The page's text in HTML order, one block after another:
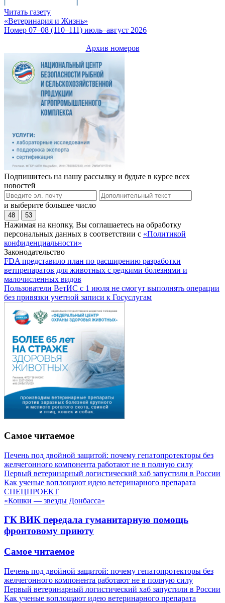
Читать газету
«Ветеринария и Жизнь»
Номер 07–08 (110–111) июль–август 2026
Архив номеров
Подпишитесь на нашу рассылку и будьте в курсе всех
новостей
и выберите большее число
48 53
Нажимая на кнопку, Вы соглашаетесь на обработку
персональных данных в соответствии с «Политикой
конфиденциальности»
Законодательство
FDA представило план по расширению разработки
ветпрепаратов для животных с редкими болезнями и
малочисленных видов
Пользователи ВетИС с 1 июля не смогут выполнять операции
без привязки учетной записи к Госуслугам
Самое читаемое
Печень под двойной защитой: почему гепатопротекторы без
желчегонного компонента работают не в полную силу
Первый ветеринарный логистический хаб запустили в России
Как ученые воплощают идею ветеринарного препарата
СПЕЦПРОЕКТ
«Кошки — звезды Донбасса»
ГК ВИК передала гуманитарную помощь
фронтовому приюту
Самое читаемое
Печень под двойной защитой: почему гепатопротекторы без
желчегонного компонента работают не в полную силу
Первый ветеринарный логистический хаб запустили в России
Как ученые воплощают идею ветеринарного препарата